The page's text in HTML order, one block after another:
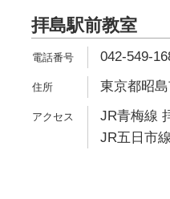
拝島駅前教室
042-549-
東京都昭
JR青梅線
JR五日市